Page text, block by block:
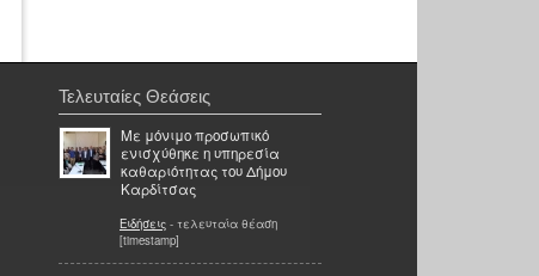
Τελευταίες Θεάσεις
Με μόνιμο προσωπικό
ενισχύθηκε η υπηρεσία
καθαριότητας του Δήμου
Καρδίτσας
Ειδήσεις - τελευταία θέαση
[timestamp]